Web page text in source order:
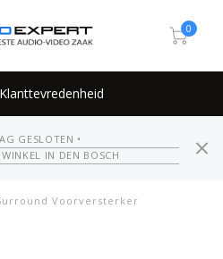
0
GESLOTEN •
IN DEN BOSCH
Voorversterker